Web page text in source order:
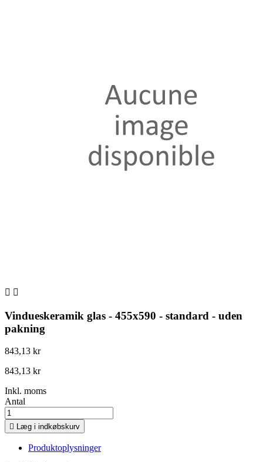
 
Vindueskeramik glas - 455x590 - standard - uden
pakning
843,13 kr
843,13 kr
Inkl. moms
Antal
 Læg i indkøbskurv
Produktoplysninger